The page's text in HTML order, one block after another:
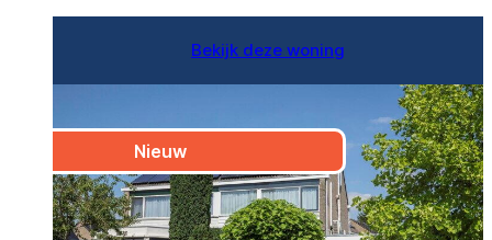
Bekijk deze woning
Nieuw